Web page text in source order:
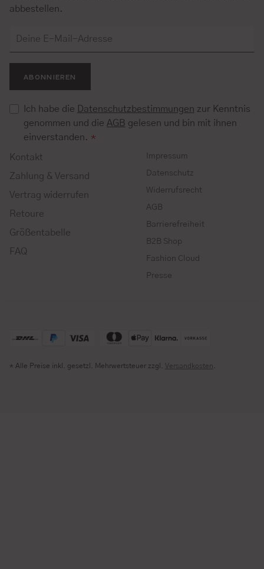
abbestellen.
ABONNIEREN
Ich habe die Datenschutzbestimmungen zur Kenntnis
genommen und die AGB gelesen und bin mit ihnen
einverstanden. *
Kontakt
Zahlung & Versand
Vertrag widerrufen
Retoure
Größentabelle
FAQ
Impressum
Datenschutz
Widerrufsrecht
AGB
Barrierefreiheit
B2B Shop
Fashion Cloud
Presse
* Alle Preise inkl. gesetzl. Mehrwertsteuer zzgl. Versandkosten